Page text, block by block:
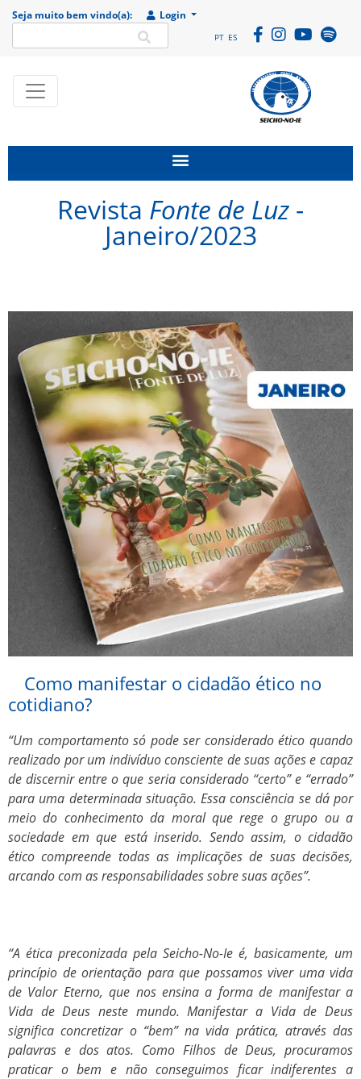
Seja muito bem vindo(a): Login
PT ES
Organização
religiosa SEICHO-
NO-IE DO BRASIL
Revista Fonte de Luz -
Janeiro/2023
Como manifestar o cidadão ético no
cotidiano?
“Um comportamento só pode ser considerado ético quando
realizado por um indivíduo consciente de suas ações e capaz
de discernir entre o que seria considerado “certo” e “errado”
para uma determinada situação. Essa consciência se dá por
meio do conhecimento da moral que rege o grupo ou a
sociedade em que está inserido. Sendo assim, o cidadão
ético compreende todas as implicações de suas decisões,
arcando com as responsabilidades sobre suas ações”.
“A ética preconizada pela Seicho-No-Ie é, basicamente, um
princípio de orientação para que possamos viver uma vida
de Valor Eterno, que nos ensina a forma de manifestar a
Vida de Deus neste mundo. Manifestar a Vida de Deus
significa concretizar o “bem” na vida prática, através das
palavras e dos atos. Como Filhos de Deus, procuramos
praticar o bem e não conseguimos ficar indiferentes a